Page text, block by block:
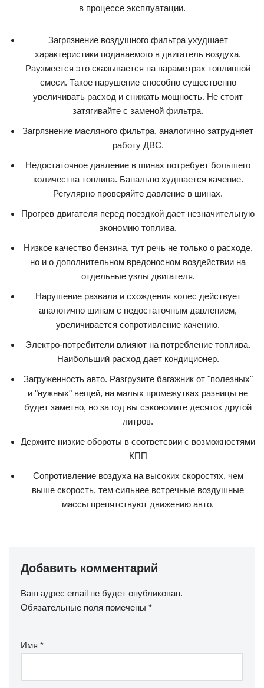
в процессе эксплуатации.
Загрязнение воздушного фильтра ухудшает
характеристики подаваемого в двигатель воздуха.
Раузмеется это сказывается на параметрах топливной
смеси. Такое нарушение способно существенно
увеличивать расход и снижать мощность. Не стоит
затягивайте с заменой фильтра.
Загрязнение масляного фильтра, аналогично затрудняет
работу ДВС.
Недостаточное давление в шинах потребует большего
количества топлива. Банально худшается качение.
Регулярно проверяйте давление в шинах.
Прогрев двигателя перед поездкой дает незначительную
экономию топлива.
Низкое качество бензина, тут речь не только о расходе,
но и о дополнительном вредоносном воздействии на
отдельные узлы двигателя.
Нарушение развала и схождения колес действует
аналогично шинам с недостаточным давлением,
увеличивается сопротивление качению.
Электро-потребители влияют на потребление топлива.
Наибольший расход дает кондиционер.
Загруженность авто. Разгрузите багажник от "полезных"
и "нужных" вещей, на малых промежутках разницы не
будет заметно, но за год вы сэкономите десяток другой
литров.
Держите низкие обороты в соответсвии с возможностями
КПП
Сопротивление воздуха на высоких скоростях, чем
выше скорость, тем сильнее встречные воздушные
массы препятствуют движению авто.
Добавить комментарий
Ваш адрес email не будет опубликован.
Обязательные поля помечены *
Имя *